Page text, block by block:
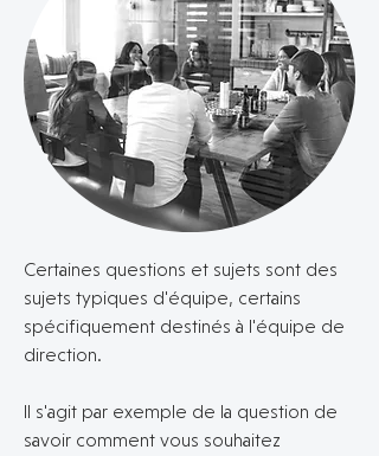
Certaines questions et sujets sont des
sujets typiques d'équipe, certains
spécifiquement destinés à l'équipe de
direction.
Il s'agit par exemple de la question de
savoir comment vous souhaitez